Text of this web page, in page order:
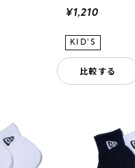
¥1,210
比較する